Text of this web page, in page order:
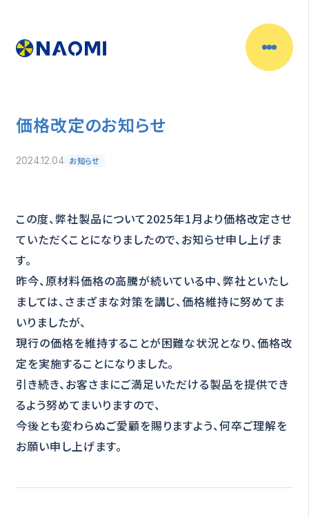
価格改定のお知らせ
2024.12.04 お知らせ
この度、弊社製品について2025年1月より価格改定させ
ていただくことになりましたので、お知らせ申し上げま
す。
昨今、原材料価格の高騰が続いている中、弊社といたし
ましては、さまざまな対策を講じ、価格維持に努めてま
いりましたが、
現行の価格を維持することが困難な状況となり、価格改
定を実施することになりました。
引き続き、お客さまにご満足いただける製品を提供でき
るよう努めてまいりますので、
今後とも変わらぬご愛顧を賜りますよう、何卒ご理解を
お願い申し上げます。